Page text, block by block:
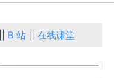
B 站 ||在线课堂